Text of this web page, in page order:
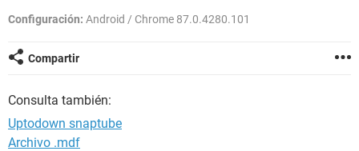
Configuración: Android / Chrome 87.0.4280.101
Compartir
Consulta también:
Uptodown snaptube
Archivo .mdf